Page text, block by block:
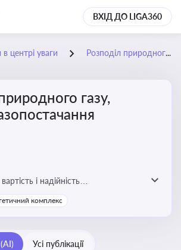
ВХІД ДО LIGA360
центрі уваги Розподіл природного газу, правила газопостачання
газу,
і надійність
для бізнесу та вплив на економічну
комплекс
Усі публікації